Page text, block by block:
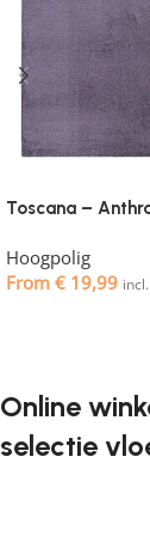
Toscana –
Hoogpolig
From € 19,99
Online
selectie